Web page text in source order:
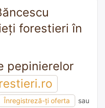
forestieri în
pepinierelor
Înregistreză-ți oferta
sau